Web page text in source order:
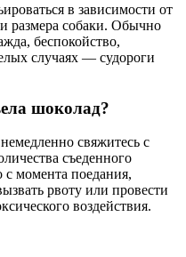
в зависимости от
размера собаки. Обычно
беспокойство,
случаях — судороги
шоколад?
свяжитесь с
съеденного
момента поедания,
рвоту или провести
воздействия.